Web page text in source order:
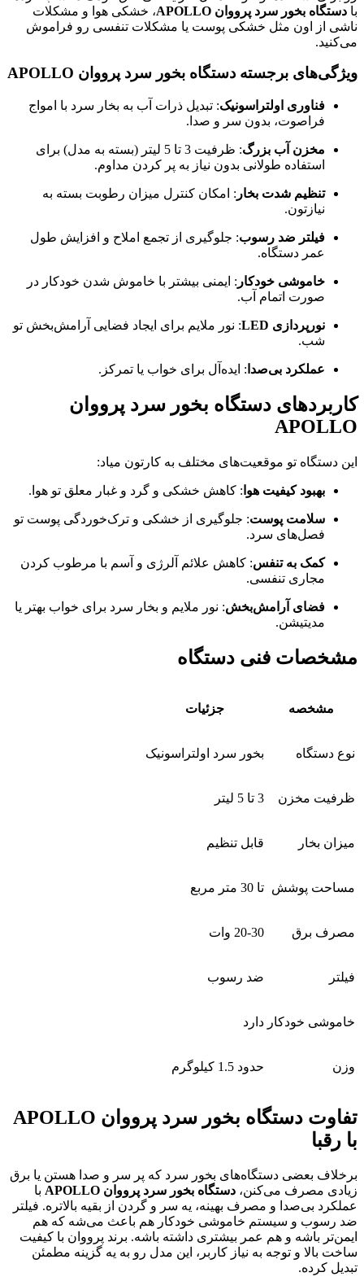
با دستگاه بخور سرد پرووان APOLLO
، خشکی هوا و مشکلات
ناشی از اون مثل خشکی پوست یا مشکلات تنفسی رو فراموش
می‌کنید.
ویژگی‌های برجسته دستگاه بخور سرد پرووان APOLLO
فناوری اولتراسونیک: تبدیل ذرات آب به بخار سرد با امواج
فراصوت، بدون سر و صدا.
مخزن آب بزرگ
: ظرفیت 3 تا 5 لیتر (بسته به مدل) برای
استفاده طولانی بدون نیاز به پر کردن مداوم.
تنظیم شدت بخار : امکان کنترل میزان رطوبت بسته به
نیازتون.
فیلتر ضد رسوب: جلوگیری از تجمع املاح و افزایش طول
عمر دستگاه.
خاموشی خودکار : ایمنی بیشتر با خاموش شدن خودکار در
صورت اتمام آب.
نورپردازی LED
: نور ملایم برای ایجاد فضایی آرامش‌بخش تو
شب.
عملکرد بی‌صدا : ایده‌آل برای خواب یا تمرکز.
کاربردهای دستگاه بخور سرد پرووان
APOLLO
این دستگاه تو موقعیت‌های مختلف به کارتون میاد:
بهبود کیفیت هوا : کاهش خشکی و گرد و غبار معلق تو هوا.
سلامت پوست: جلوگیری از خشکی و ترک‌خوردگی پوست تو
فصل‌های سرد.
کمک به تنفس: کاهش علائم آلرژی و آسم با مرطوب کردن
مجاری تنفسی.
فضای آرامش‌بخش: نور ملایم و بخار سرد برای خواب بهتر یا
مدیتیشن.
مشخصات فنی دستگاه
مشخصه جزئیات
نوع دستگاه بخور سرد اولتراسونیک
ظرفیت مخزن 3 تا 5 لیتر
میزان بخار قابل تنظیم
مساحت پوشش تا 30 متر مربع
مصرف برق 20-30 وات
فیلتر ضد رسوب
خاموشی خودکار دارد
وزن حدود 1.5 کیلوگرم
تفاوت دستگاه بخور سرد پرووان APOLLO
با رقبا
برخلاف بعضی دستگاه‌های بخور سرد که پر سر و صدا هستن یا برق
زیادی مصرف می‌کنن، دستگاه بخور سرد پرووان APOLLO
با
عملکرد بی‌صدا و مصرف بهینه، یه سر و گردن از بقیه بالاتره. فیلتر
ضد رسوب و سیستم خاموشی خودکار هم باعث می‌شه که هم
ایمن‌تر باشه و هم عمر بیشتری داشته باشه. برند پرووان با کیفیت
ساخت بالا و توجه به نیاز کاربر، این مدل رو به یه گزینه مطمئن
تبدیل کرده.